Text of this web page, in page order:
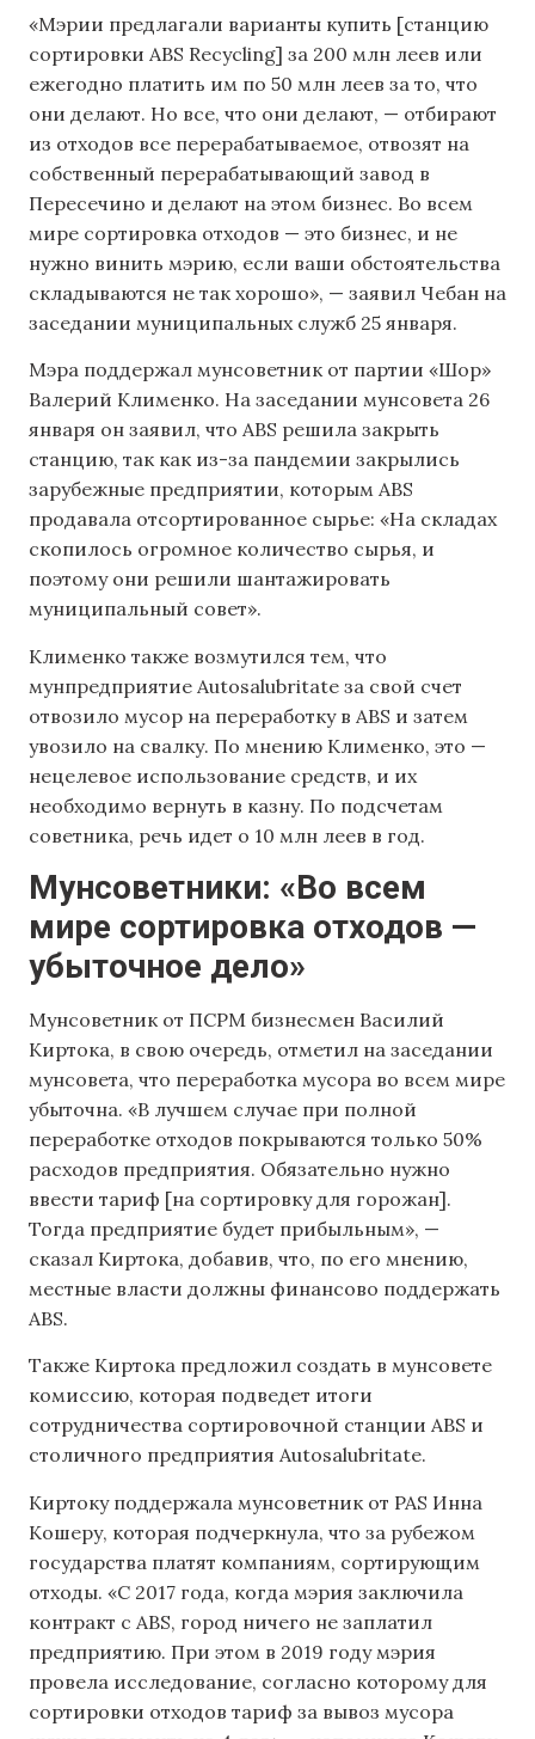
«Мэрии предлагали варианты купить [станцию
сортировки ABS Recycling] за 200 млн леев или
ежегодно платить им по 50 млн леев за то, что
они делают. Но все, что они делают, — отбирают
из отходов все перерабатываемое, отвозят на
собственный перерабатывающий завод в
Пересечино и делают на этом бизнес. Во всем
мире сортировка отходов — это бизнес, и не
нужно винить мэрию, если ваши обстоятельства
складываются не так хорошо», — заявил Чебан на
заседании муниципальных служб 25 января.
Мэра поддержал мунсоветник от партии «Шор»
Валерий Клименко. На заседании мунсовета 26
января он заявил, что ABS решила закрыть
станцию, так как из-за пандемии закрылись
зарубежные предприятии, которым ABS
продавала отсортированное сырье: «На складах
скопилось огромное количество сырья, и
поэтому они решили шантажировать
муниципальный совет».
Клименко также возмутился тем, что
мунпредприятие Autosalubritate за свой счет
отвозило мусор на переработку в ABS и затем
увозило на свалку. По мнению Клименко, это —
нецелевое использование средств, и их
необходимо вернуть в казну. По подсчетам
советника, речь идет о 10 млн леев в год.
Мунсоветники: «Во всем
мире сортировка отходов —
убыточное дело»
Мунсоветник от ПСРМ бизнесмен Василий
Киртока, в свою очередь, отметил на заседании
мунсовета, что переработка мусора во всем мире
убыточна. «В лучшем случае при полной
переработке отходов покрываются только 50%
расходов предприятия. Обязательно нужно
ввести тариф [на сортировку для горожан].
Тогда предприятие будет прибыльным», —
сказал Киртока, добавив, что, по его мнению,
местные власти должны финансово поддержать
ABS.
Также Киртока предложил создать в мунсовете
комиссию, которая подведет итоги
сотрудничества сортировочной станции ABS и
столичного предприятия Autosalubritate.
Киртоку поддержала мунсоветник от PAS Инна
Кошеру, которая подчеркнула, что за рубежом
государства платят компаниям, сортирующим
отходы. «С 2017 года, когда мэрия заключила
контракт с ABS, город ничего не заплатил
предприятию. При этом в 2019 году мэрия
провела исследование, согласно которому для
сортировки отходов тариф за вывоз мусора